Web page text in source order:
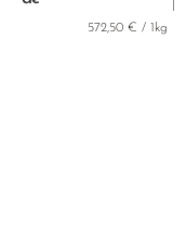
572,50 € / 1kg